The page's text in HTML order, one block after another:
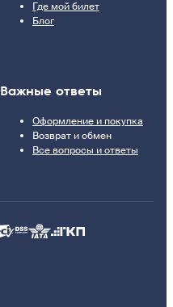
Где мой билет
Блог
Важные ответы
Оформление и покупка
Возврат и обмен
Все вопросы и ответы